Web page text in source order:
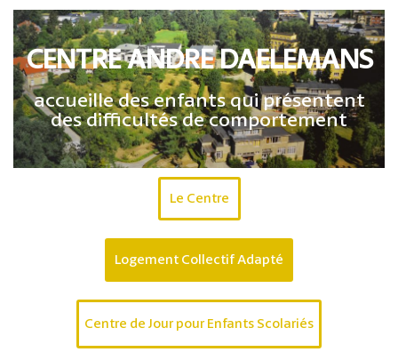
CENTRE ANDRE DAELEMANS
accueille des enfants qui présentent
des difficultés de comportement
Le Centre
Logement Collectif Adapté
Centre de Jour pour Enfants Scolariés